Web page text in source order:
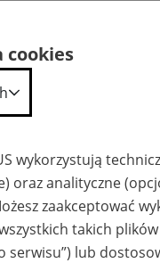
cookies
wykorzystują
oraz analityczne
zaakceptować
takich
serwisu”) lub